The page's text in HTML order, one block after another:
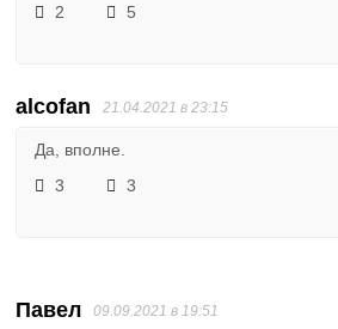
2
5
alcofan 21.04.2021 в 23:15
Да, вполне.
3
3
Павел 09.09.2021 в 19:51